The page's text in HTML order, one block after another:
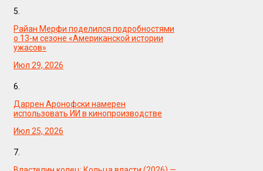
5.
Райан Мерфи поделился подробностями
о 13-м сезоне «Американской истории
ужасов»
Июл 29, 2026
6.
Даррен Аронофски намерен
использовать ИИ в кинопроизводстве
Июл 25, 2026
7.